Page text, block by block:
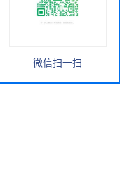
微信扫一扫